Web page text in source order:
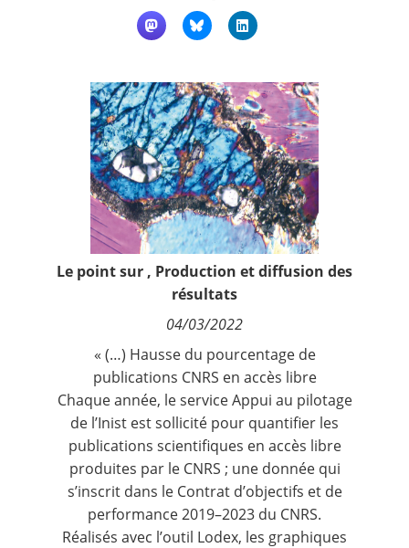
Nous suivre
Le point sur , Production et diffusion des
résultats
04/03/2022
« (…) Hausse du pourcentage de
publications CNRS en accès libre
Chaque année, le service Appui au pilotage
de l’Inist est sollicité pour quantifier les
publications scientifiques en accès libre
produites par le CNRS ; une donnée qui
s’inscrit dans le Contrat d’objectifs et de
performance 2019–2023 du CNRS.
Réalisés avec l’outil Lodex, les graphiques